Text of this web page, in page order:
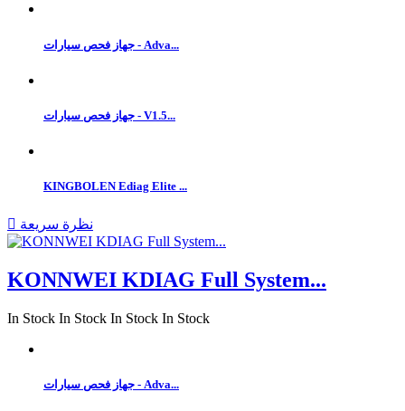
جهاز فحص سيارات - Adva...
جهاز فحص سيارات - V1.5...
KINGBOLEN Ediag Elite ...
 نظرة سريعة
KONNWEI KDIAG Full System...
In Stock In Stock In Stock In Stock
جهاز فحص سيارات - Adva...